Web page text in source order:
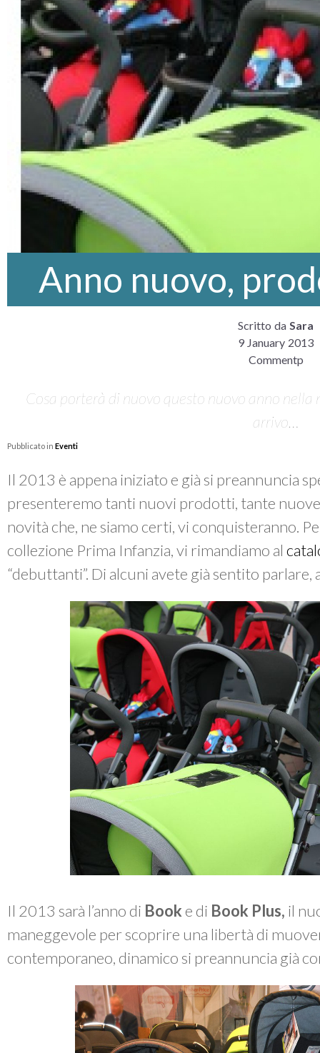
Anno nuovo,
Scritto da Sara
9 January 2013
Commentp
Cosa porterà di nuovo questo nuovo anno nella
arrivo…
Pubblicato in Eventi
Il 2013 è appena iniziato e già si preannuncia
presenteremo tanti nuovi prodotti, tante
novità che, ne siamo certi, vi conquisteranno.
collezione Prima Infanzia, vi rimandiamo al
“debuttanti”. Di alcuni avete già sentito
Il 2013 sarà l’anno di Book e di Book Plus, il
maneggevole per scoprire una libertà di
contemporaneo, dinamico si preannuncia già